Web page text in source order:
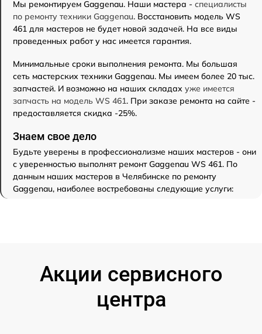
Мы ремонтируем Gaggenau. Наши мастера - специалисты
по ремонту техники Gaggenau. Восстановить модель WS
461 для мастеров не будет новой задачей. На все виды
проведенных работ у нас имеется гарантия.
Минимальные сроки выполнения ремонта. Мы большая
сеть мастерских техники Gaggenau. Мы имеем более 20 тыс.
запчастей. И возможно на наших складах уже имеется
запчасть на модель WS 461. При заказе ремонта на сайте -
предоставляется скидка -25%.
Знаем свое дело
Будьте уверены в профессионализме наших мастеров - они
с уверенностью выполнят ремонт Gaggenau WS 461. По
данным наших мастеров в Челябинске по ремонту
Gaggenau, наиболее востребованы следующие услуги:
Акции сервисного
центра